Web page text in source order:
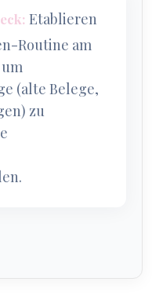
Etablieren
Routine am
(alte Belege,
zu